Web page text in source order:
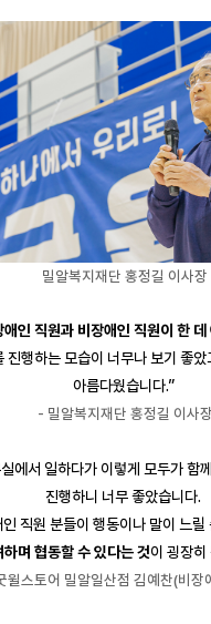
밀알복지재단 홍정길 이사장
애인 직원과 비장애인 직원이 한 데
진행하는 모습이 너무나 보기 좋았
아름다웠습니다.”
- 밀알복지재단 홍정길 이사장
에서 일하다가 이렇게 모두가 함
진행하니 너무 좋았습니다.
직원 분들이 행동이나 말이 느릴
하며 협동할 수 있다는 것이 굉장히
윌스토어 밀알일산점 김예찬(비장